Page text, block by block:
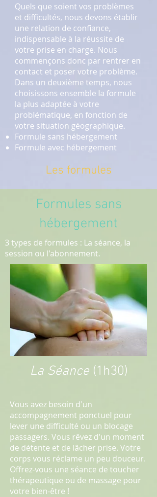
Quels que soient vos problèmes
et difficultés, nous devons établir
une relation de confiance,
indispensable à la réussite de
votre prise en charge. Nous
commençons donc par rentrer en
contact et poser votre problème.
Dans un deuxième temps, nous
choisissons ensemble la formule
la plus adaptée à votre
problématique, en fonction de
votre situation géographique.
Formule sans hébergement
Formule avec hébergement
Les formules
Formules sans
hébergement
3 types de formules : La séance, la
session ou l'abonnement.
La Séance(1h30)
Vous avez besoin d'un
accompagnement ponctuel pour
lever une difficulté ou un blocage
passagers. Vous rêvez d'un moment
de détente et de lâcher prise. Votre
corps vous réclame un peu douceur.
Offrez-vous une séance de toucher
thérapeutique ou de massage pour
votre bien-être !